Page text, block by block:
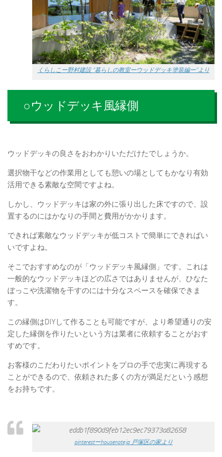
くらしこー野村建設 “暮らしの教室ーウッドデッキ塗装編ー”より
○ウッドデッキ風縁側
ウッドデッキの良さをおわかりいただけたでしょうか。
選択物干などの作業用としても憩いの場としてもかなり有効
活用できる素敵な空間ですよね。
しかし、ウッドデッキは家の外に張り出した床ですので、設
置するのにはかなりの手間と費用がかかります。
できれば素敵なウッドデッキが低コストで簡単にできればい
いですよね。
そこでおすすめなのが「ウッドデッキ風縁側」です。これは
一般的なウッドデッキほどの広さではありませんが、ひなた
ぼっこや洗濯物を干すのには十分なスペースを確保できま
す。
この縁側はDIYして作ることも可能ですが、より希望通りの安
定した縁側を作りたいという方は業者に依頼することがおす
すめです。
お客様のこだわりたいポイントをプロの手で忠実に再現する
ことができるので、依頼された多くの方が満足だという感想
をお持ちです。
pinterestーhousenote.jp 戸塚区の家より